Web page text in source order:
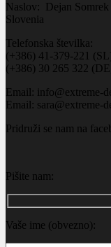
Naslov: Dejan
Slovenia
Telefonska številka:
(+386) 41-379-221
(+386) 30 265 322
Email: info@extreme-
Email: sara@extreme-
Pridruži se nam na
Pišite nam:
Vaše ime (obvezno):